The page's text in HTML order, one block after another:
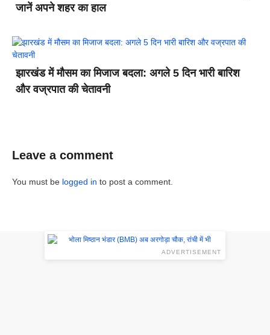
जानें अपने शहर का हाल
झारखंड में मौसम का मिजाज बदला: अगले 5 दिन भारी बारिश
और वज्रपात की चेतावनी
Leave a comment
You must be logged in to post a comment.
ADVERTISEMENT